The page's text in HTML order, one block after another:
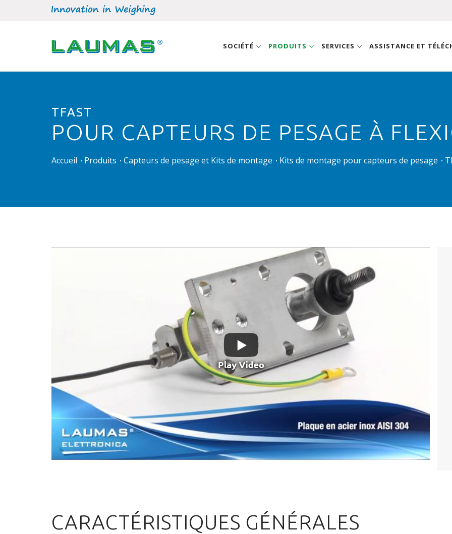
SOCIÉTÉ PRODUITS SERVICES ASSISTANCE ET
TFAST
POUR CAPTEURS DE PESAGE À
Accueil Produits Capteurs de pesage et Kits de montage Kits de montage pour capteurs de pesage
CARACTÉRISTIQUES GÉNÉRALES